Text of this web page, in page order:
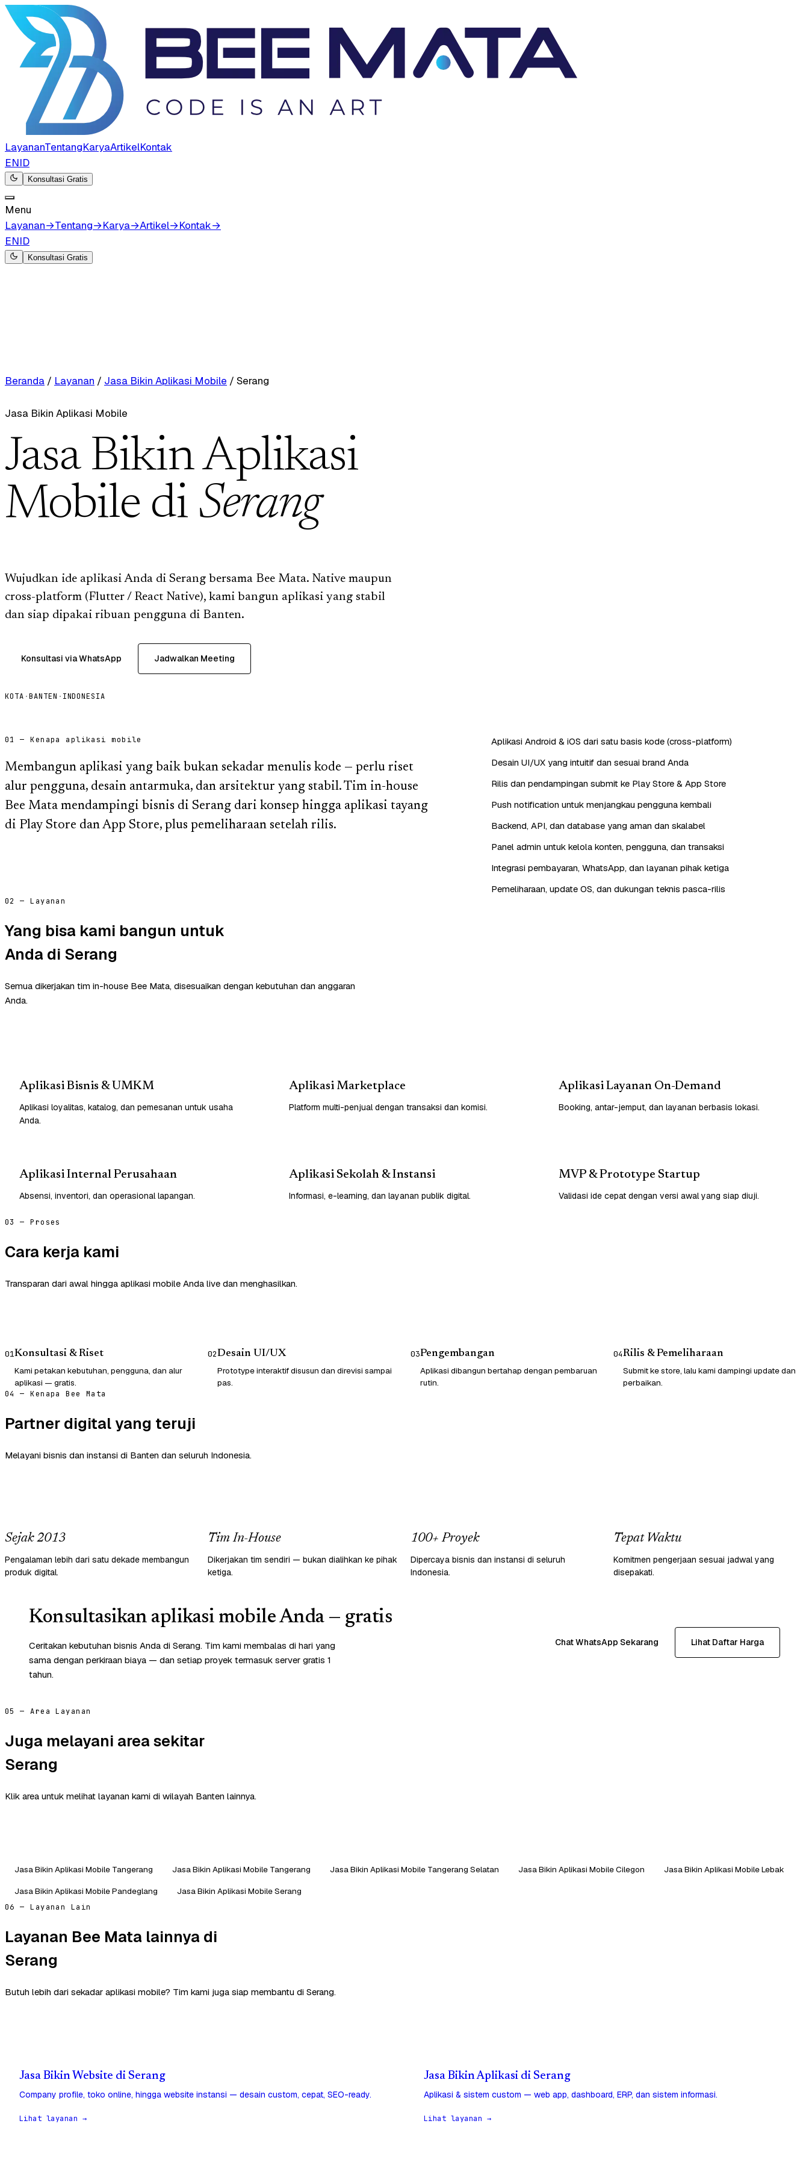
LayananTentangKaryaArtikelKontak
ENID
Konsultasi Gratis
Menu
Layanan→Tentang→Karya→Artikel→Kontak→
ENID
Konsultasi Gratis
Beranda / Layanan / Jasa Bikin Aplikasi Mobile / Serang
Jasa Bikin Aplikasi Mobile
Jasa Bikin Aplikasi
Mobile di Serang
Wujudkan ide aplikasi Anda di Serang bersama Bee Mata. Native maupun
cross-platform (Flutter / React Native), kami bangun aplikasi yang stabil
dan siap dipakai ribuan pengguna di Banten.
Konsultasi via WhatsApp Jadwalkan Meeting
KOTA ·BANTEN · INDONESIA
01 — Kenapa aplikasi mobile
Membangun aplikasi yang baik bukan sekadar menulis kode — perlu riset
alur pengguna, desain antarmuka, dan arsitektur yang stabil. Tim in-house
Bee Mata mendampingi bisnis di Serang dari konsep hingga aplikasi tayang
di Play Store dan App Store, plus pemeliharaan setelah rilis.
Aplikasi Android & iOS dari satu basis kode (cross-platform)
Desain UI/UX yang intuitif dan sesuai brand Anda
Rilis dan pendampingan submit ke Play Store & App Store
Push notification untuk menjangkau pengguna kembali
Backend, API, dan database yang aman dan skalabel
Panel admin untuk kelola konten, pengguna, dan transaksi
Integrasi pembayaran, WhatsApp, dan layanan pihak ketiga
Pemeliharaan, update OS, dan dukungan teknis pasca-rilis
02 — Layanan
Yang bisa kami bangun untuk
Anda di Serang
Semua dikerjakan tim in-house Bee Mata, disesuaikan dengan kebutuhan dan anggaran
Anda.
Aplikasi Bisnis & UMKM
Aplikasi loyalitas, katalog, dan pemesanan untuk usaha
Anda.
Aplikasi Marketplace
Platform multi-penjual dengan transaksi dan komisi.
Aplikasi Layanan On-Demand
Booking, antar-jemput, dan layanan berbasis lokasi.
Aplikasi Internal Perusahaan
Absensi, inventori, dan operasional lapangan.
Aplikasi Sekolah & Instansi
Informasi, e-learning, dan layanan publik digital.
MVP & Prototype Startup
Validasi ide cepat dengan versi awal yang siap diuji.
03 — Proses
Cara kerja kami
Transparan dari awal hingga aplikasi mobile Anda live dan menghasilkan.
01Konsultasi & Riset
Kami petakan kebutuhan, pengguna, dan alur
aplikasi — gratis.
02Desain UI/UX
Prototype interaktif disusun dan direvisi sampai
pas.
03Pengembangan
Aplikasi dibangun bertahap dengan pembaruan
rutin.
04Rilis & Pemeliharaan
Submit ke store, lalu kami dampingi update dan
perbaikan.
04 — Kenapa Bee Mata
Partner digital yang teruji
Melayani bisnis dan instansi di Banten dan seluruh Indonesia.
Sejak 2013
Pengalaman lebih dari satu dekade membangun
produk digital.
Tim In-House
Dikerjakan tim sendiri — bukan dialihkan ke pihak
ketiga.
100+ Proyek
Dipercaya bisnis dan instansi di seluruh
Indonesia.
Tepat Waktu
Komitmen pengerjaan sesuai jadwal yang
disepakati.
Konsultasikan aplikasi mobile Anda — gratis
Ceritakan kebutuhan bisnis Anda di Serang. Tim kami membalas di hari yang
sama dengan perkiraan biaya — dan setiap proyek termasuk server gratis 1
tahun.
Chat WhatsApp Sekarang Lihat Daftar Harga
05 — Area Layanan
Juga melayani area sekitar
Serang
Klik area untuk melihat layanan kami di wilayah Banten lainnya.
Jasa Bikin Aplikasi Mobile Tangerang Jasa Bikin Aplikasi Mobile Tangerang Jasa Bikin Aplikasi Mobile Tangerang Selatan Jasa Bikin Aplikasi Mobile Cilegon
Jasa Bikin Aplikasi Mobile Lebak
Jasa Bikin Aplikasi Mobile Pandeglang
Jasa Bikin Aplikasi Mobile Serang
06 — Layanan Lain
Layanan Bee Mata lainnya di
Serang
Butuh lebih dari sekadar aplikasi mobile? Tim kami juga siap membantu di Serang.
Jasa Bikin Website di Serang
Company profile, toko online, hingga website instansi — desain custom, cepat, SEO-ready.
Lihat layanan →
Jasa Bikin Aplikasi di Serang
Aplikasi & sistem custom — web app, dashboard, ERP, dan sistem informasi.
Lihat layanan →